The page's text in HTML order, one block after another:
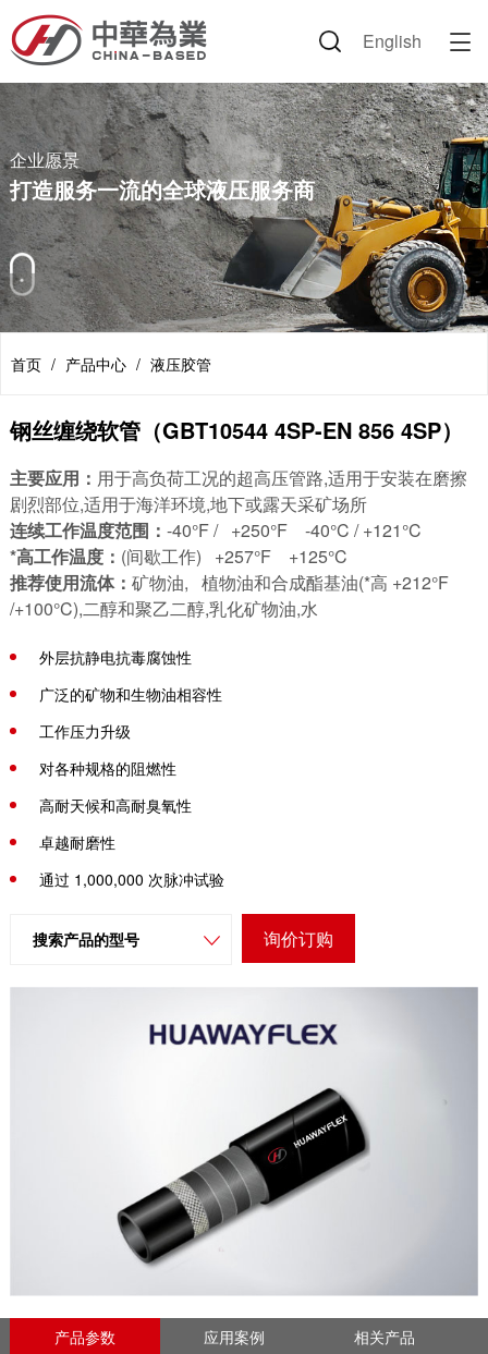

English
企业信息
企业愿景
企业文化
董事长致辞
荣誉证书
专利证书
产品中心
液压胶管
胶管总成
接头套筒
附件类产品
丹佛斯产品
解决方案
技术论坛
路面机械
建设机械
环保设备
交通运输
矿业设备
特种设备
新闻资讯
公司新闻
行业动态
公司掠影
视频中心
节日祝福
人力资源
公司环境
岗位招聘
简历投递
联系我们
联系方式
企业愿景
打造服务一流的全球液压服务商
首页 / 产品中心 / 液压胶管
钢丝缠绕软管（GBT10544 4SP-EN 856 4SP）
主要应用： 用于高负荷工况的超高压管路,适用于安装在磨擦
剧烈部位,适用于海洋环境,地下或露天采矿场所
连续工作温度范围： -40°F / +250°F -40°C / +121°C
*高工作温度： (间歇工作) +257°F +125°C
推荐使用流体： 矿物油, 植物油和合成酯基油(*高 +212°F
/+100°C),二醇和聚乙二醇,乳化矿物油,水
内胶层：耐油合成橡胶
增强层：4层高抗拉钢丝缠绕
外层抗静电抗毒腐蚀性
广泛的矿物和生物油相容性
工作压力升级
对各种规格的阻燃性
高耐天候和高耐臭氧性
卓越耐磨性
通过 1,000,000 次脉冲试验
搜索产品的型号 询价订购
产品参数 应用案例 相关产品